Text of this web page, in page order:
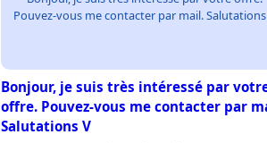
Pouvez-vous me contacter par mail.
Bonjour, je suis très intéressé par
offre. Pouvez-vous me contacter par
Salutations V